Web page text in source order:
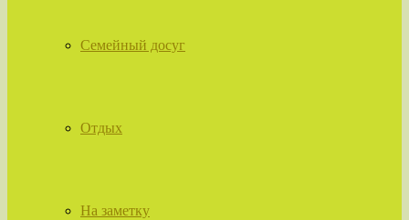
Семейный досуг
Отдых
На заметку